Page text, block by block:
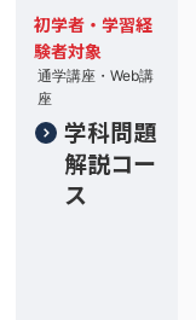
初学者・学習経
験者対象
通学講座・Web講
座
学科問題
解説コー
ス